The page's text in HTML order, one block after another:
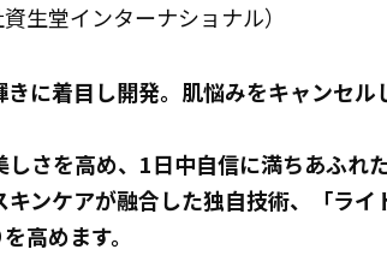
生堂インターナショナル）
に着目し開発。肌悩みをキャンセル
さを高め、1日中自信に満ちあふれた
ンケアが融合した独自技術、「ライ
高めます。